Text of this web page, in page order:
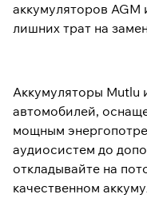
аккумуляторов AGM
лишних трат на
Аккумуляторы Mutlu
автомобилей,
мощным
аудиосистем до
откладывайте на
качественном